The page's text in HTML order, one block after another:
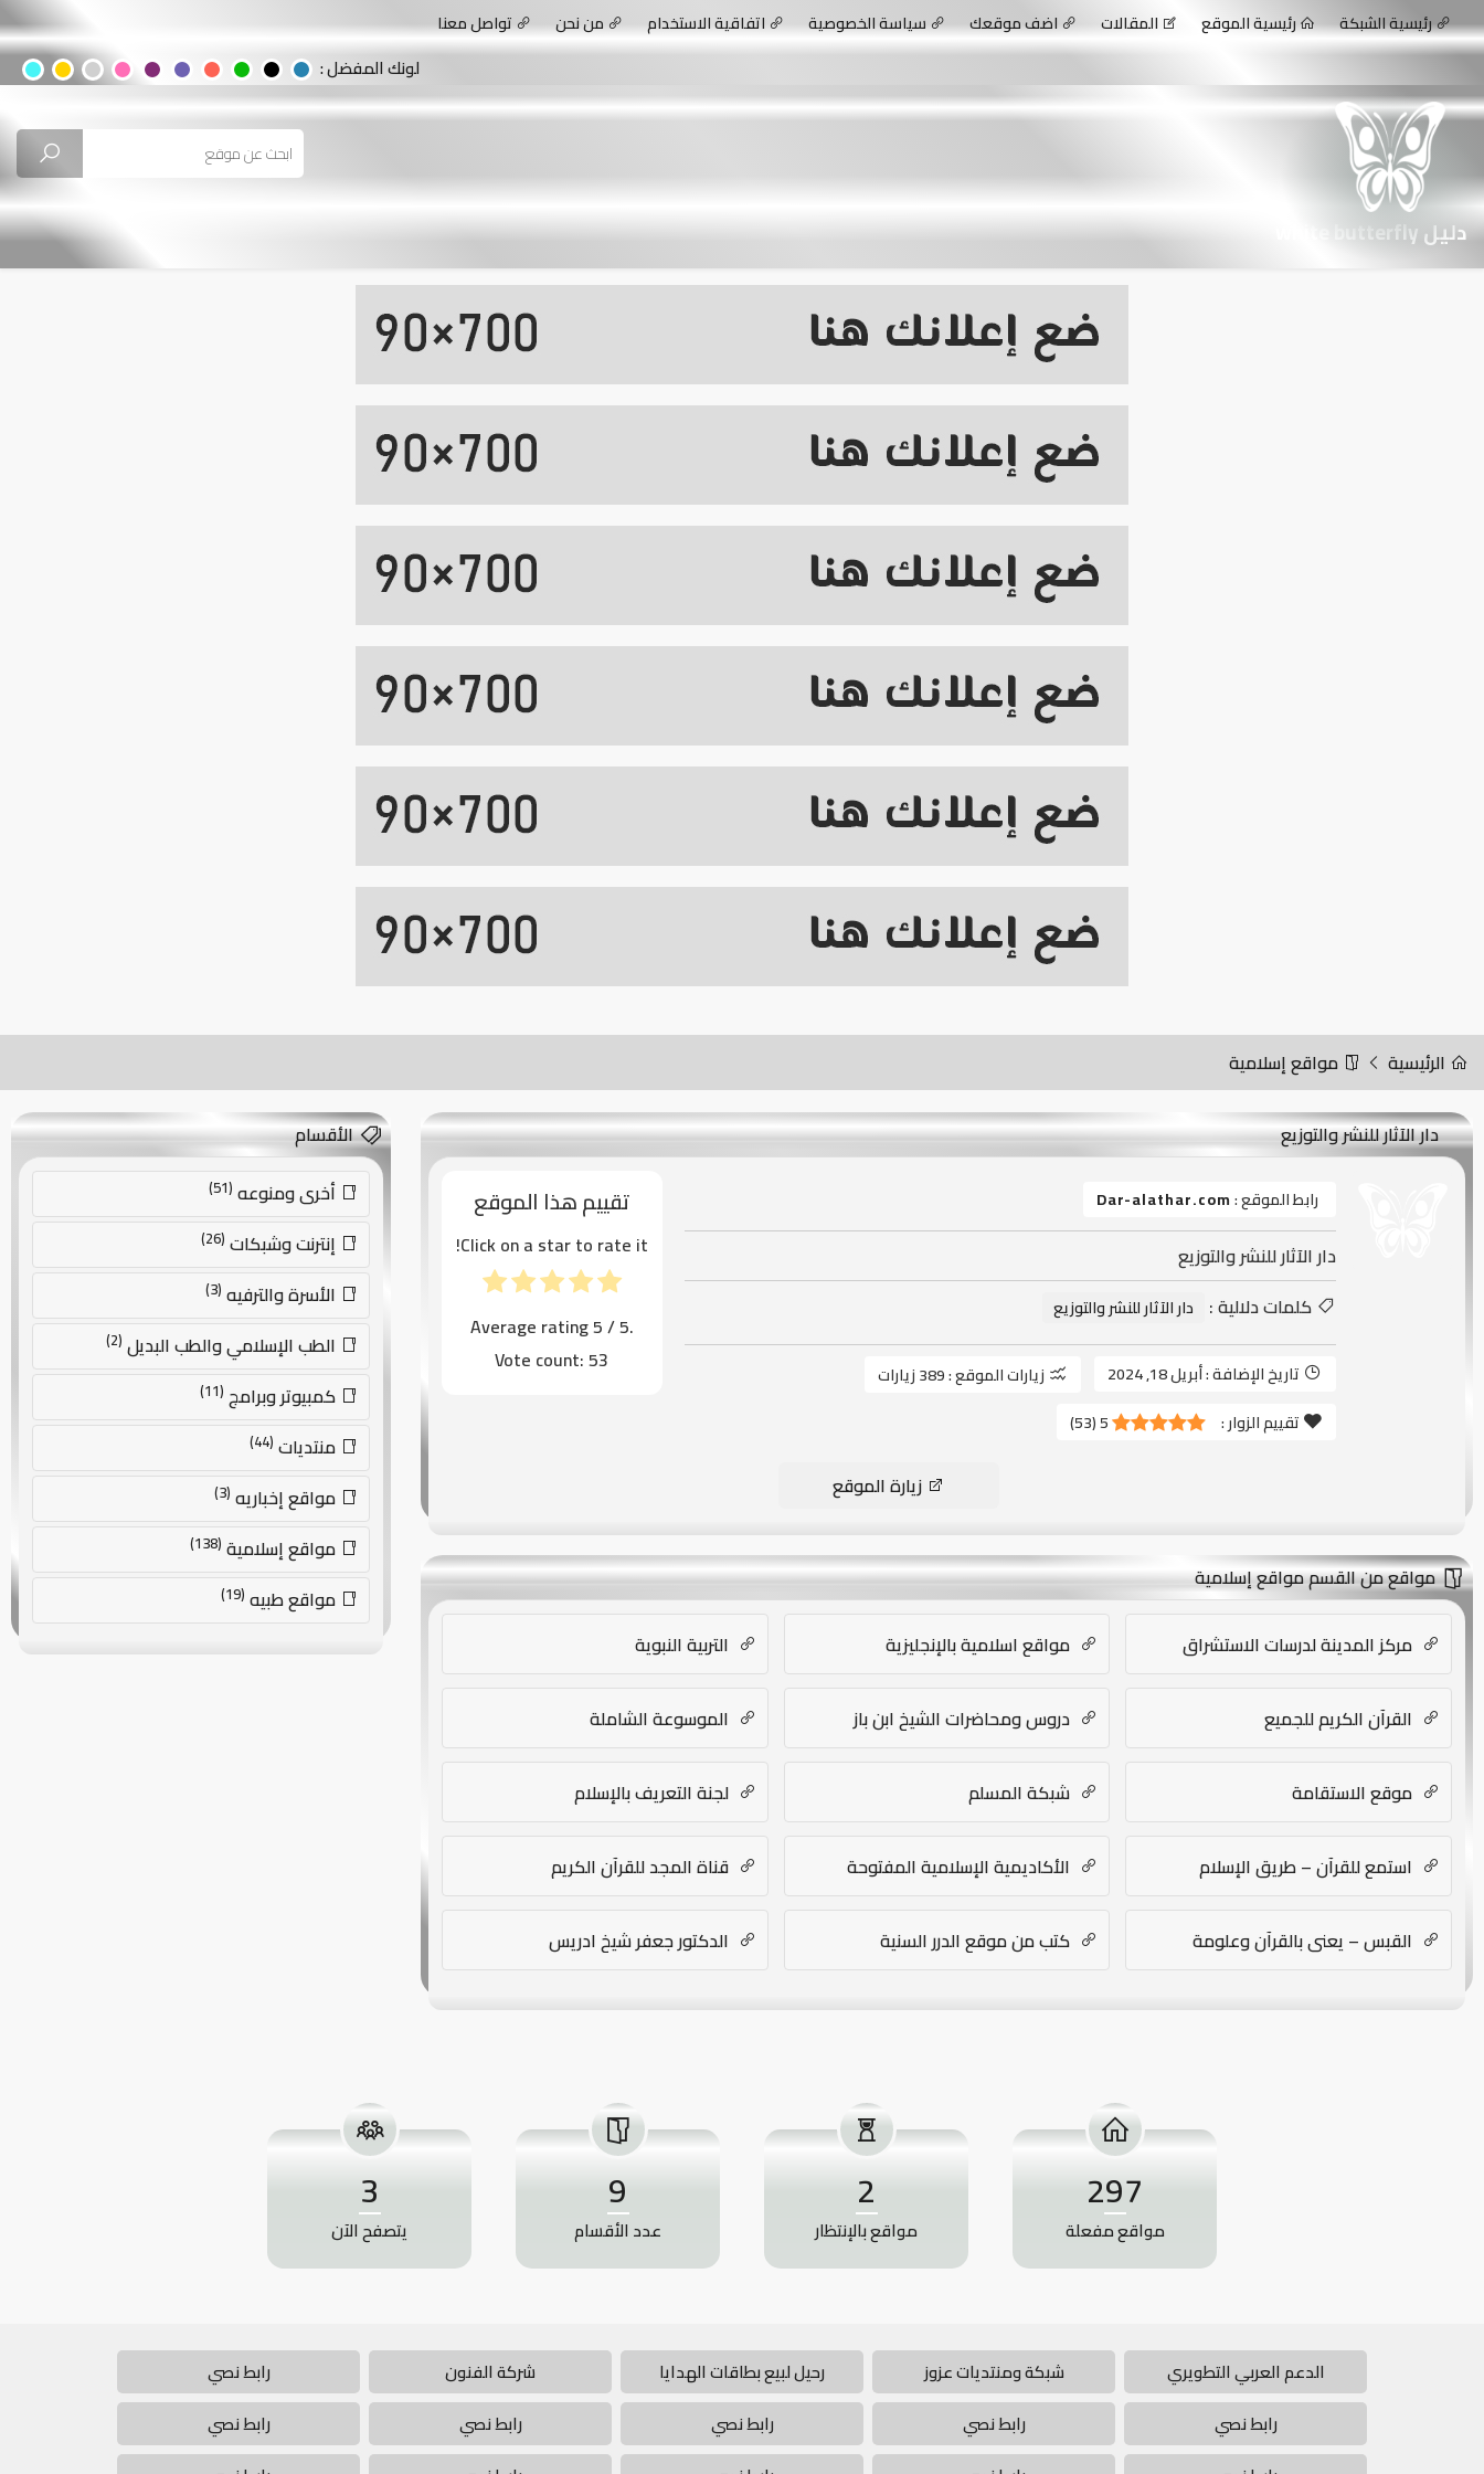
رئيسية الشبكة رئيسية الموقع المقالات اضف موقعك سياسة الخصوصية اتفاقية الاستخدام من نحن تواصل معنا
لونك المفضل :
دليل white butterfly
الرئيسية مواقع إسلامية
دار الآثار للنشر والتوزيع
رابط الموقع :Dar-alathar.com
دار الآثار للنشر والتوزيع
كلمات دلالية :
دار الآثار للنشر والتوزيع
تاريخ الإضافة :أبريل 18, 2024 زيارات الموقع :389 زيارات
تقييم الزوار :
5
(
53
)
تقييم هذا الموقع
Click on a star to rate it!
Average rating5/ 5.
Vote count:53
زيارة الموقع
مواقع من القسم مواقع إسلامية
مركز المدينة لدرسات الاستشراق مواقع اسلامية بالإنجليزية التربية النبوية
القرآن الكريم للجميع دروس ومحاضرات الشيخ ابن باز الموسوعة الشاملة
موقع الاستقامة شبكة المسلم لجنة التعريف بالإسلام
استمع للقرآن – طريق الإسلام الأكاديمية الإسلامية المفتوحة قناة المجد للقرآن الكريم
القبس – يعني بالقرآن وعلومة كتب من موقع الدرر السنية الدكتور جعفر شيخ ادريس
الأقسام
أخرى ومنوعه (51)
إنترنت وشبكات (26)
الأسرة والترفيه (3)
الطب الإسلامي والطب البديل (2)
كمبيوتر وبرامج (11)
منتديات (44)
مواقع إخباريه (3)
مواقع إسلامية (138)
مواقع طبيه (19)
297
مواقع مفعلة
2
مواقع بالإنتظار
9
عدد الأقسام
3
يتصفح الآن
الدعم العربي التطويري شبكة ومنتديات عزوز رحيل لبيع بطاقات الهدايا شركة الفنون
رابط نصي
رابط نصي
رابط نصي رابط نصي رابط نصي
رابط نصي